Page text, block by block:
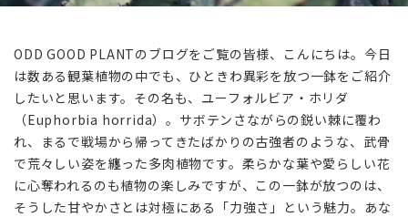
ODD GOOD PLANTのブログをご覧の皆様、こんにちは。今日
は数ある観葉植物の中でも、ひときわ異彩を放つ一鉢をご紹介
したいと思います。その名も、ユーフォルビア・ホリダ
（Euphorbia horrida）。サボテンさながらの鋭い棘に覆わ
れ、まるで戦場から帰ってきたばかりの古強者のような、武骨
で荒々しい姿を纏った多肉植物です。柔らかな葉や愛らしい花
に心奪われるのも植物の楽しみですが、この一鉢が放つのは、
そうした甘やかさとは対極にある「力強さ」という魅力。あな